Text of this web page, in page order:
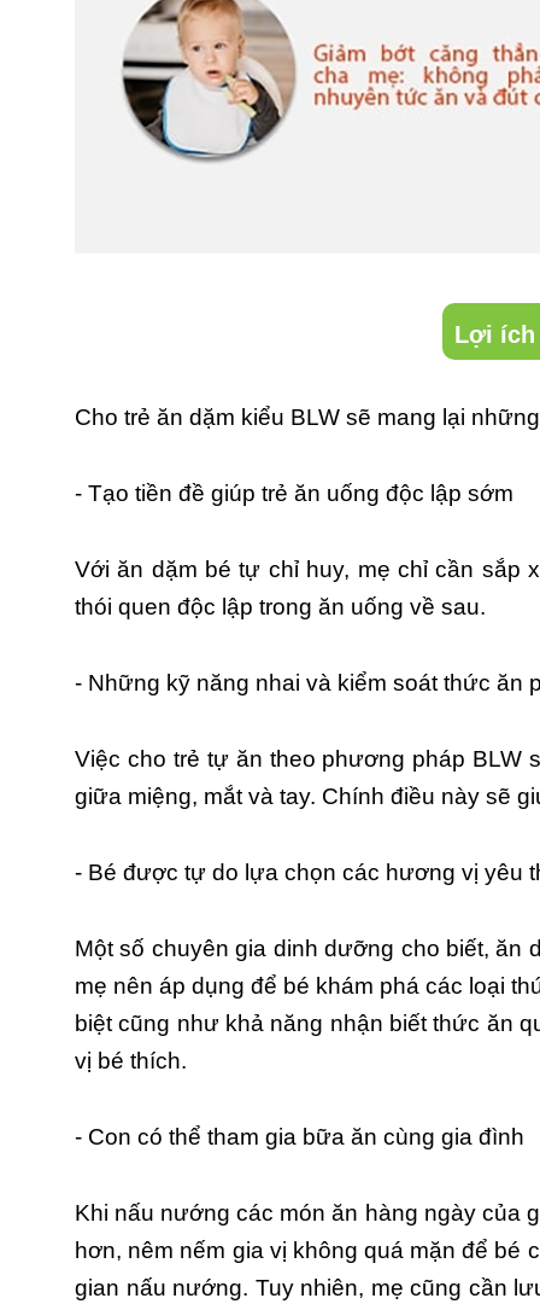
Lợi ích
Cho trẻ ăn dặm kiểu BLW sẽ mang lại
- Tạo tiền đề giúp trẻ ăn uống độc lập sớm
Với ăn dặm bé tự chỉ huy, mẹ chỉ cần sắp
thói quen độc lập trong ăn uống về sau.
- Những kỹ năng nhai và kiểm soát thức ăn
Việc cho trẻ tự ăn theo phương pháp BLW
giữa miệng, mắt và tay. Chính điều này sẽ
- Bé được tự do lựa chọn các hương vị yêu
Một số chuyên gia dinh dưỡng cho biết, ăn
mẹ nên áp dụng để bé khám phá các loại
biệt cũng như khả năng nhận biết thức ăn
vị bé thích.
- Con có thể tham gia bữa ăn cùng gia đình
Khi nấu nướng các món ăn hàng ngày của
hơn, nêm nếm gia vị không quá mặn để bé
gian nấu nướng. Tuy nhiên, mẹ cũng cần